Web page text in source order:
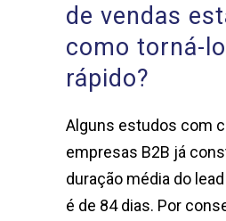
de vendas
como torná-
rápido?
Alguns estudos com
empresas B2B já
duração média do
é de 84 dias. Por